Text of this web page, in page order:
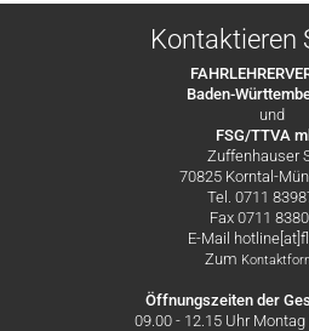
Kontaktieren
Baden-
und
FSG/TTVA
Zuffenhauser
70825 Korntal-
Tel. 0711
Fax 0711
E-Mail
Zum
Öffnungszeiten der
09.00 - 12.15 Uhr